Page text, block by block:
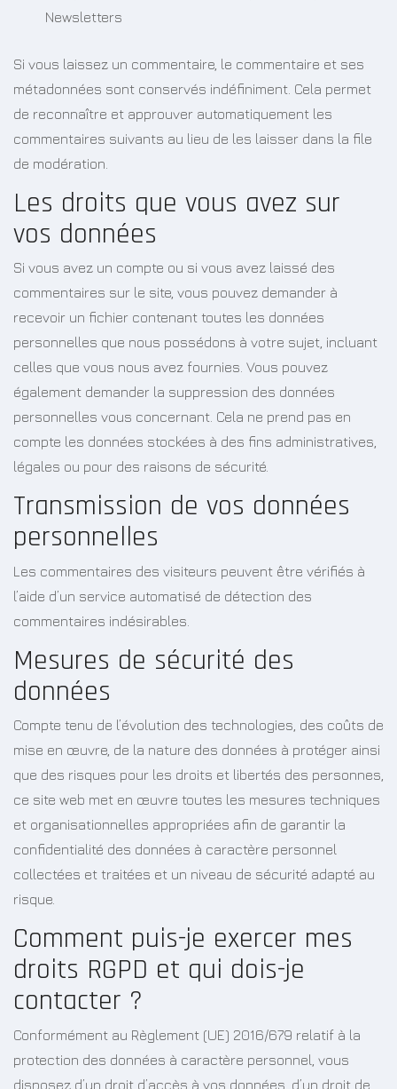
Newsletters
Si vous laissez un commentaire, le commentaire et ses
métadonnées sont conservés indéfiniment. Cela permet
de reconnaître et approuver automatiquement les
commentaires suivants au lieu de les laisser dans la file
de modération.
Les droits que vous avez sur
vos données
Si vous avez un compte ou si vous avez laissé des
commentaires sur le site, vous pouvez demander à
recevoir un fichier contenant toutes les données
personnelles que nous possédons à votre sujet, incluant
celles que vous nous avez fournies. Vous pouvez
également demander la suppression des données
personnelles vous concernant. Cela ne prend pas en
compte les données stockées à des fins administratives,
légales ou pour des raisons de sécurité.
Transmission de vos données
personnelles
Les commentaires des visiteurs peuvent être vérifiés à
l’aide d’un service automatisé de détection des
commentaires indésirables.
Mesures de sécurité des
données
Compte tenu de l’évolution des technologies, des coûts de
mise en œuvre, de la nature des données à protéger ainsi
que des risques pour les droits et libertés des personnes,
ce site web met en œuvre toutes les mesures techniques
et organisationnelles appropriées afin de garantir la
confidentialité des données à caractère personnel
collectées et traitées et un niveau de sécurité adapté au
risque.
Comment puis-je exercer mes
droits RGPD et qui dois-je
contacter ?
Conformément au Règlement (UE) 2016/679 relatif à la
protection des données à caractère personnel, vous
disposez d’un droit d’accès à vos données, d’un droit de